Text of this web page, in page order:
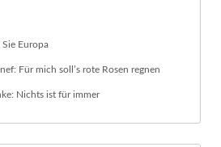
Europa
Für mich soll’s rote Rosen regnen
Nichts ist für immer